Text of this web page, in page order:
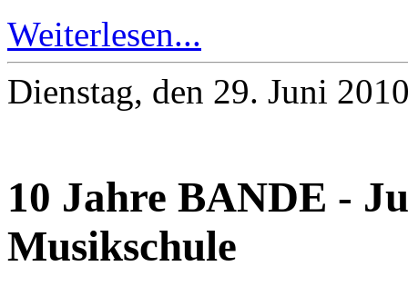
Weiterlesen...
Dienstag, den 29. Juni
10 Jahre BANDE -
Musikschule